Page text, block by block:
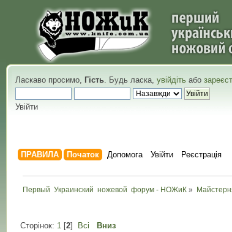
Ласкаво просимо, Гість. Будь ласка, увійдіть або
Увійти
ПРАВИЛА Початок Допомога Увійти Реєстрація
Первый  Украинский  ножевой  форум - НОЖиК »
Сторінок: 1 [2] Всі Вниз